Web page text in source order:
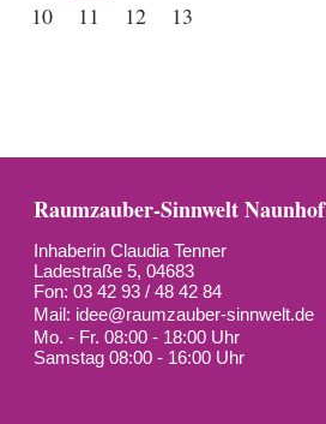
10
11 12 13
Raumzauber-Sinnwelt Naunhof
Inhaberin Claudia Tenner
Ladestraße 5, 04683
Fon: 03 42 93 / 48 42 84
Mail: idee@raumzauber-sinnwelt.de
Mo. - Fr. 08:00 - 18:00 Uhr
Samstag 08:00 - 16:00 Uhr